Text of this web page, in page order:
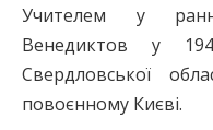
Учителем у
Венедиктов у
Свердловської
повоєнному Києві.